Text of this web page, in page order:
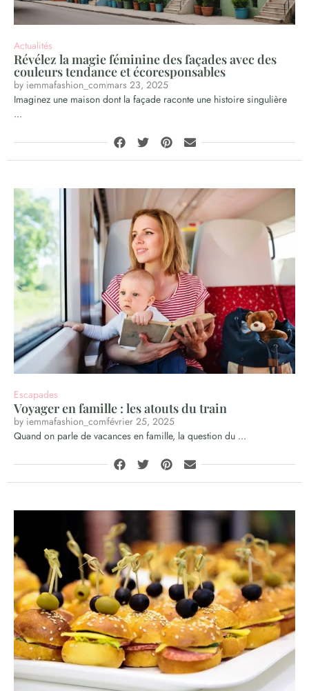
Actualités
Révélez la magie féminine des façades avec des
couleurs tendance et écoresponsables
by iemmafashion_commars 23, 2025
Imaginez une maison dont la façade raconte une histoire singulière
...
Escapades
Voyager en famille : les atouts du train
by iemmafashion_comfévrier 25, 2025
Quand on parle de vacances en famille, la question du ...